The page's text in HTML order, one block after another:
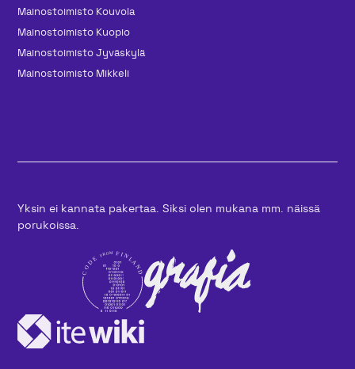
Mainos­toimisto Kouvola
Mainos­toimisto Kuopio
Mainos­toimisto Jyväskylä
Mainos­toimisto Mikkeli
Yksin ei kannata pakertaa. Siksi olen mukana mm. näissä
porukoissa.